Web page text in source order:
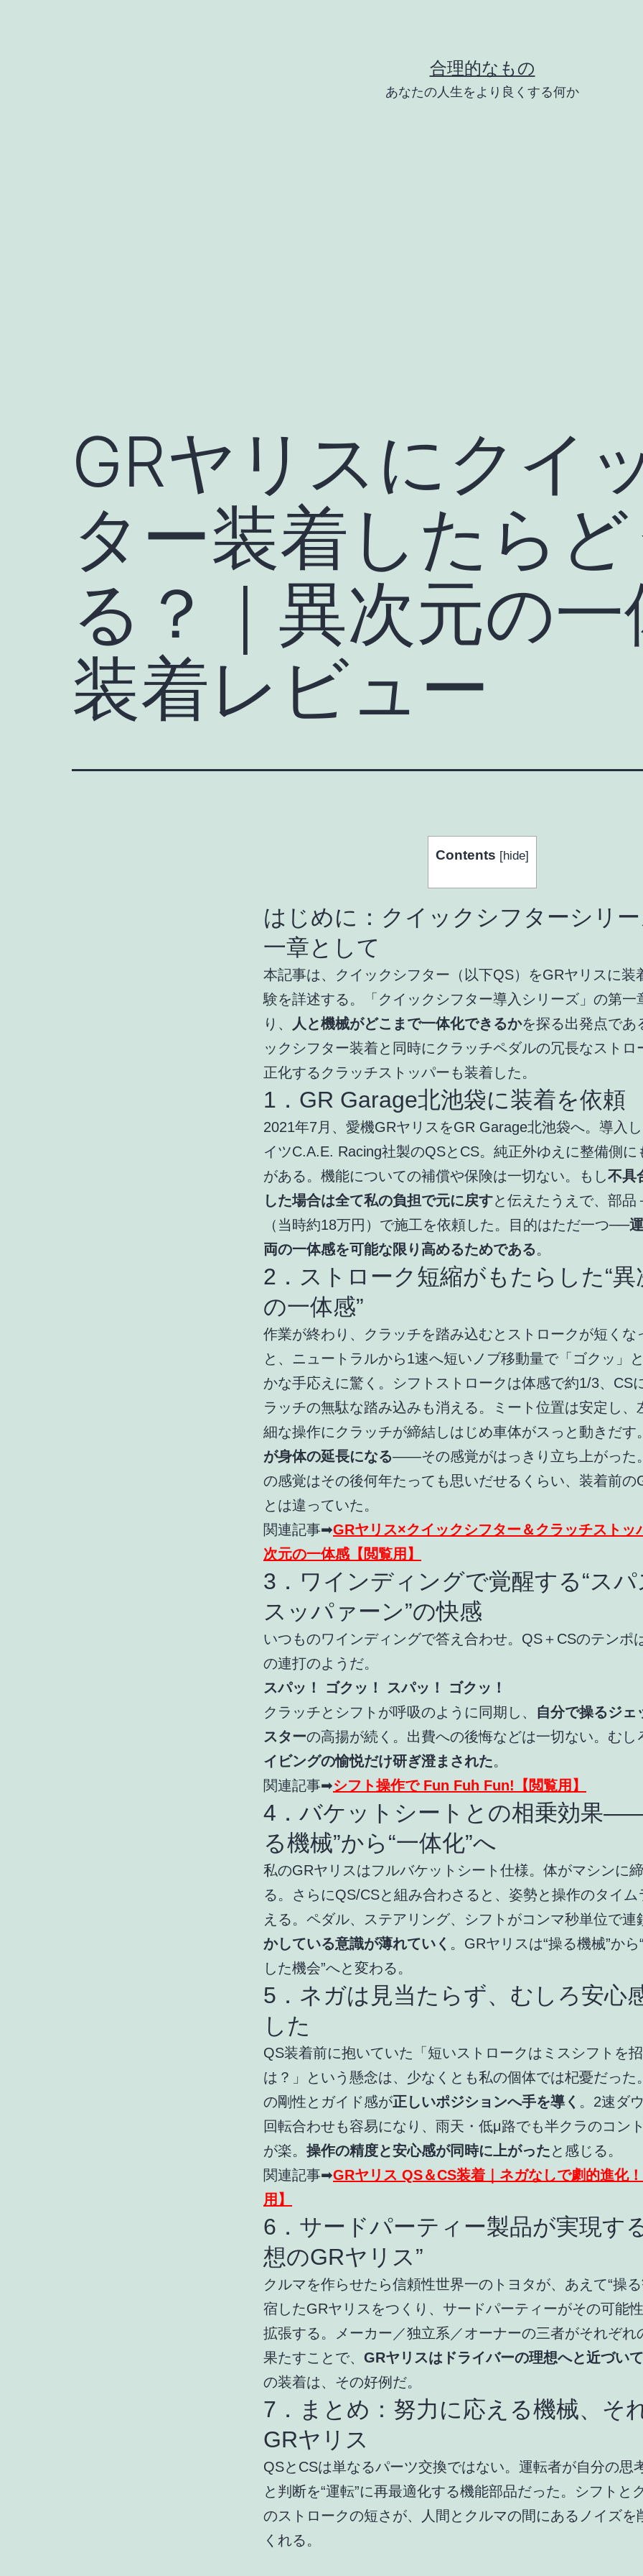
合理的なもの
あなたの人生をより良くする何か
GRヤリスにクイ
ター装着したら
る？｜異次元の
装着レビュー
Contents [hide]
はじめに：クイックシフターシリ
一章として
本記事は、クイックシフター（以下QS）をGRヤリスに装
験を詳述する。「クイックシフター導入シリーズ」の第一
り、
人と機械がどこまで一体化できるかを探る出発点であ
ックシフター装着と同時にクラッチペダルの冗長なストロ
正化するクラッチストッパーも装着した。
1．GR Garage北池袋に装着を依頼
2021年7月、愛機GRヤリスをGR Garage北池袋へ。導入
イツC.A.E. Racing社製のQSとCS。純正外ゆえに整備側に
がある。機能についての補償や保険は一切ない。もし不具
した場合は全て私の負担で元に戻すと伝えたうえで、部品
（当時約18万円）で施工を依頼した。目的はただ一つ──
両の一体感を可能な限り高めるためである。
2．ストローク短縮がもたらした“異
の一体感”
作業が終わり、クラッチを踏み込むとストロークが短くな
と、ニュートラルから1速へ短いノブ移動量で「ゴクッ」
かな手応えに驚く。シフトストロークは体感で約1/3、CS
ラッチの無駄な踏み込みも消える。ミート位置は安定し、
細な操作にクラッチが締結しはじめ車体がスっと動きだす
が身体の延長になる――その感覚がはっきり立ち上がった
の感覚はその後何年たっても思いだせるくらい、装着前の
とは違っていた。
関連記事➡GRヤリス×クイックシフター＆クラッチストッ
次元の一体感【閲覧用】
3．ワインディングで覚醒する“ス
スッパァーン”の快感
いつものワインディングで答え合わせ。QS＋CSのテンポ
の連打のようだ。
スパッ！ ゴクッ！ スパッ！ ゴクッ！
クラッチとシフトが呼吸のように同期し、 自分で操るジェ
スターの高揚が続く。出費への後悔などは一切ない。むし
イビングの愉悦だけ研ぎ澄まされた。
関連記事➡シフト操作で Fun Fuh Fun!【閲覧用】
4．バケットシートとの相乗効果
る機械”から“一体化”へ
私のGRヤリスはフルバケットシート仕様。体がマシンに
る。さらにQS/CSと組み合わさると、姿勢と操作のタイム
える。ペダル、ステアリング、シフトがコンマ秒単位で連
かしている意識が薄れていく 。GRヤリスは“操る機械”から
した機会”へと変わる。
5．ネガは見当たらず、むしろ安心
した
QS装着前に抱いていた「短いストロークはミスシフトを
は？」という懸念は、少なくとも私の個体では杞憂だった
の剛性とガイド感が正しいポジションへ手を導く 。2速ダ
回転合わせも容易になり、雨天・低μ路でも半クラのコン
が楽。 操作の精度と安心感が同時に上がったと感じる。
関連記事➡GRヤリス QS＆CS装着｜ネガなしで劇的進化
用】
6．サードパーティー製品が実現す
想のGRヤリス”
クルマを作らせたら信頼性世界一のトヨタが、あえて“操
宿したGRヤリスをつくり、サードパーティーがその可能
拡張する。メーカー／独立系／オーナーの三者がそれぞれ
果たすことで、 GRヤリスはドライバーの理想へと近づい
の装着は、その好例だ。
7．まとめ：努力に応える機械、そ
GRヤリス
QSとCSは単なるパーツ交換ではない。運転者が自分の思
と判断を“運転”に再最適化する機能部品だった。シフトと
のストロークの短さが、人間とクルマの間にあるノイズを
くれる。